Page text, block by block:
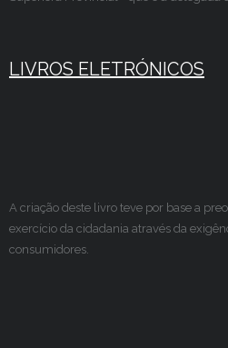
LIVROS ELETRÓNICOS
A criação deste livro teve por base a
exercício da cidadania através da
consumidores.